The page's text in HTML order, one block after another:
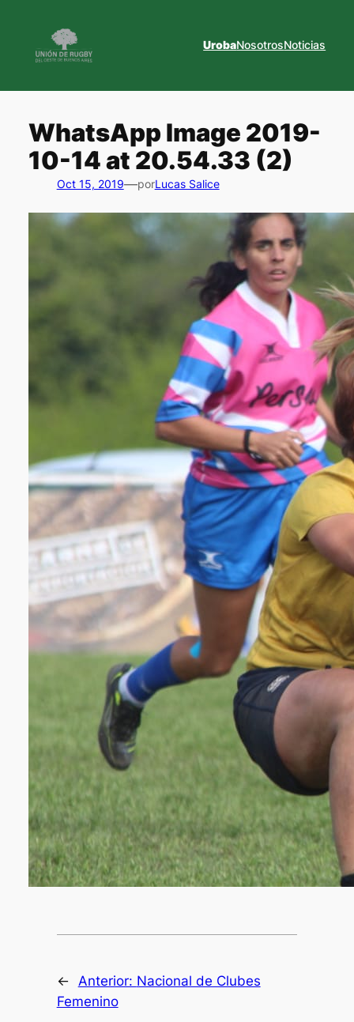
contenido
UrobaNosotrosNoticias
WhatsApp Image 2019-
10-14 at 20.54.33 (2)
Oct 15, 2019—porLucas Salice
← Anterior: Nacional de Clubes
Femenino